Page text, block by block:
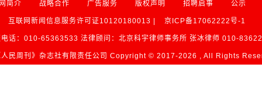
简介 战略合作 广告服务 版权声明 招聘启事 公示
互联网新闻信息服务许可证10120180013 | 京ICP备17062222号-1
电话：010-65363533 法律顾问：北京科宇律师事务所 张冰律师 010-
人民周刊》杂志社有限责任公司 Copyright © 2017-2026 , All Rights